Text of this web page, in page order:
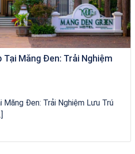
Tại Măng Đen: Trải Nghiệm
Măng Đen: Trải Nghiệm Lưu Trú